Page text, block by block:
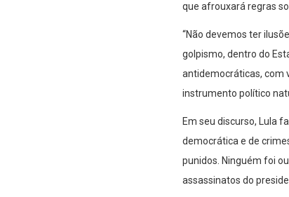
que afrouxará regras
“Não devemos ter
golpismo, dentro do
antidemocráticas, com
instrumento político
Em seu discurso, Lula
democrática e de
punidos. Ninguém foi
assassinatos do